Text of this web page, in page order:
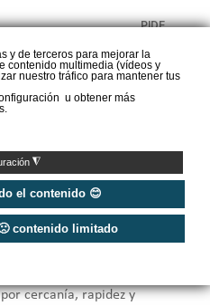
y de terceros para mejorar la
contenido multimedia (vídeos y
nuestro tráfico para mantener tus
u obtener más
◮
el contenido 😊
contenido limitado
PIDE
CALORYFRIO
cercanía, rapidez y